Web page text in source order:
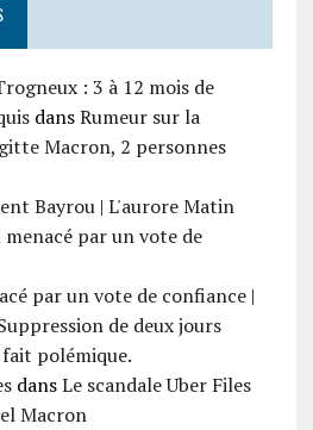
: 3 à 12 mois de
dansRumeur sur la
Macron, 2 personnes
Bayrou | L'aurore Matin
par un vote de
par un vote de confiance |
de deux jours
polémique.
dansLe scandale Uber Files
Macron